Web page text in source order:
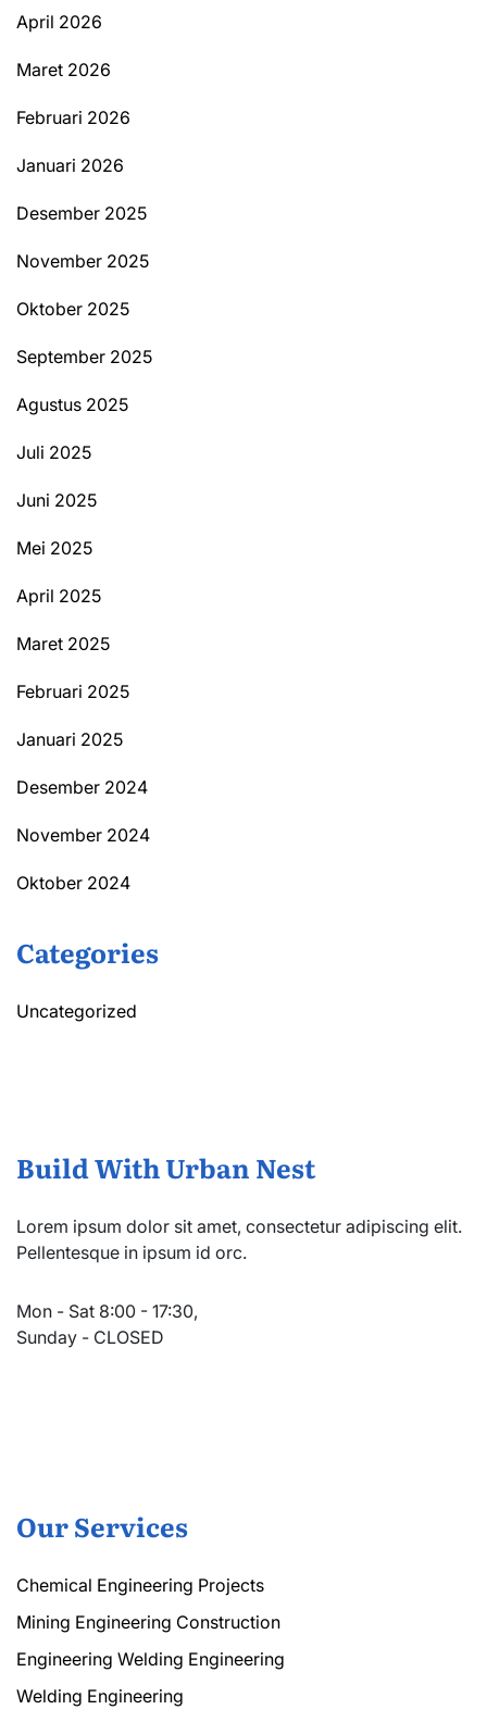
April 2026
Maret 2026
Februari 2026
Januari 2026
Desember 2025
November 2025
Oktober 2025
September 2025
Agustus 2025
Juli 2025
Juni 2025
Mei 2025
April 2025
Maret 2025
Februari 2025
Januari 2025
Desember 2024
November 2024
Oktober 2024
Categories
Uncategorized
Build With Urban Nest
Lorem ipsum dolor sit amet, consectetur adipiscing elit.
Pellentesque in ipsum id orc.
Mon - Sat 8:00 - 17:30,
Sunday - CLOSED
Our Services
Chemical Engineering Projects
Mining Engineering Construction
Engineering Welding Engineering
Welding Engineering